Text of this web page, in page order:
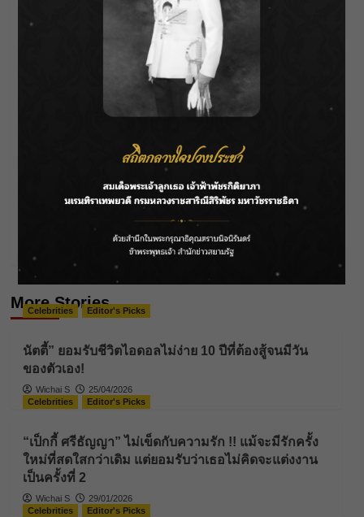
See author's posts
navigation
“บัว สโรชา” ควงสามี เล่าความแสบลูกชายฝาแฝดพร้อม
เผย แท้ง 2 ครั้ง จนเป็นโรคซึมเศร้า
เคาน์เตอร์เซอร์วิส จับมือ เวสเทิร์น ยูเนี่ยน เปิดบริการ
โอนเงินระหว่างประเทศ 24 ชั่วโมง ที่เซเว่นอีเลฟเว่น
More Stories
Celebrities Editor's Picks
นัตตี้” ยอมรับชีวิตไอดอลไม่ง่าย 10 ปีที่ต้องสู้จนมีวัน
ของตัวเอง!
Wichai S
25/04/2026
Celebrities
Editor's Picks
“เป็กกี้ ศรีธัญญา” ไม่เข็ดกับความรัก !! แม้จะมีรักครั้ง
ใหม่ที่สดใสกว่าเดิม แต่ยอมรับว่าเธอไม่คิดจะแต่งงาน
เป็นครั้งที่ 2
Wichai S
29/01/2026
Celebrities
Editor's Picks